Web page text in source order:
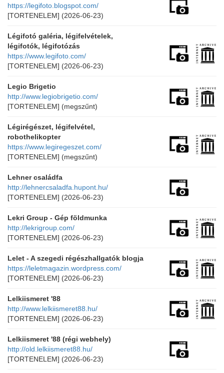
https://legifoto.blogspot.com/
[TORTENELEM] (2026-06-23)
Légifotó galéria, légifelvételek,
légifotók, légifotózás
https://www.legifoto.com/
[TORTENELEM] (2026-06-23)
Legio Brigetio
http://www.legiobrigetio.com/
[TORTENELEM] (megszűnt)
Légirégészet, légifelvétel,
robothelikopter
https://www.legiregeszet.com/
[TORTENELEM] (megszűnt)
Lehner családfa
http://lehnercsaladfa.hupont.hu/
[TORTENELEM] (2026-06-23)
Lekri Group - Gép földmunka
http://lekrigroup.com/
[TORTENELEM] (2026-06-23)
Lelet - A szegedi régészhallgatók blogja
https://leletmagazin.wordpress.com/
[TORTENELEM] (2026-06-23)
Lelkiismeret '88
http://www.lelkiismeret88.hu/
[TORTENELEM] (2026-06-23)
Lelkiismeret '88 (régi webhely)
http://old.lelkiismeret88.hu/
[TORTENELEM] (2026-06-23)